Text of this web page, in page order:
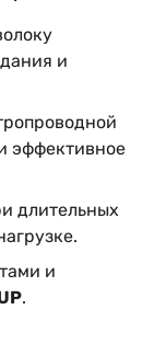
и
эффективное
длительных
и
.